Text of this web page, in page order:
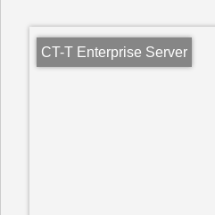
CT-T Enterprise Server